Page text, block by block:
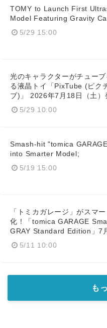
TOMY to Launch First
Model Featuring Gravity
5/29 15:00
光のキャラクターがチュー
る液晶トイ「PixTube (ピク
ブ)」 2026年7月18日（土）
5/29 10:00
Smash-hit "tomica
into Smarter Model;
5/19 15:00
「トミカガレージ」がスマ
化！「tomica GARAGE
GRAY Standard Edition」7
5/11 10:00
も